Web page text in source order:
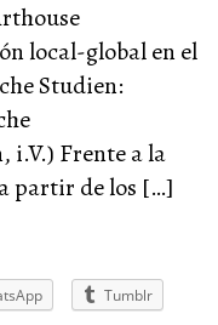
local-global en el
Studien:
i.V.) Frente a la
partir de los […]
Tumblr